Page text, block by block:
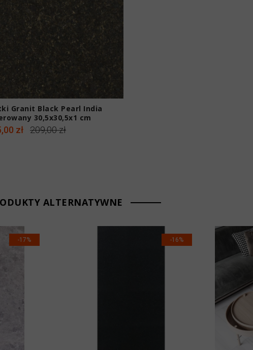
Granit Black Pearl India
30,5x30,5x1 cm
zł 209,00 zł
ALTERNATYWNE
-17% -16%